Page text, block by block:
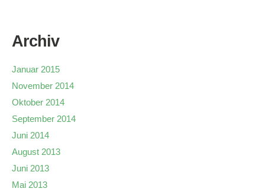
Archiv
Januar 2015
November 2014
Oktober 2014
September 2014
Juni 2014
August 2013
Juni 2013
Mai 2013